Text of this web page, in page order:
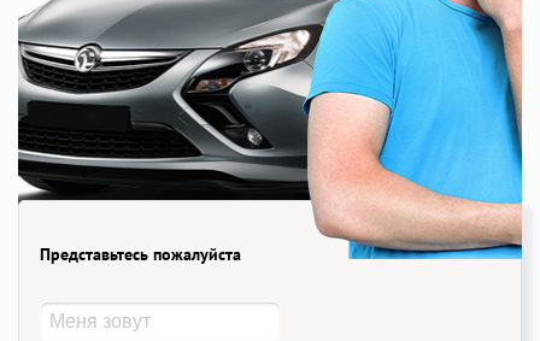
Представьтесь пожалуйста